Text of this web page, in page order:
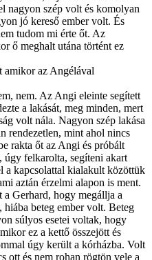
nagyon szép volt és komolyan
jó kereső ember volt. És
tudom mi érte őt. Az
ő meghalt utána történt ez
az Angélával
nem. Az Angi eleinte segített
a lakását, meg minden, mert
volt nála. Nagyon szép lakása
rendezetlen, mint ahol nincs
rakta őt az Angi és próbált
úgy felkarolta, segíteni akart
a kapcsolattal kialakult közöttük
aztán érzelmi alapon is ment.
Gerhard, hogy megállja a
beteg ember volt. Beteg
súlyos esetei voltak, hogy
ez a kettő összejött és
úgy került a kórházba. Volt
ott és nem rohan rögtön vele a